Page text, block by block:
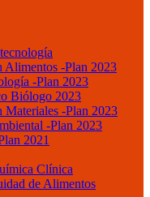
Alimentos -Plan 2023
-Plan 2023
Biólogo 2023
-Plan 2023
-Plan 2023
2021
Clínica
de Alimentos